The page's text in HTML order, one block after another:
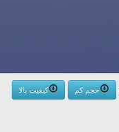
حجم کم
کیفیت بالا